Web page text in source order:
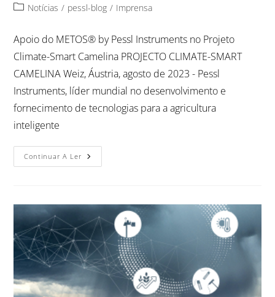
Notícias / pessl-blog / Imprensa
Apoio do METOS® by Pessl Instruments no Projeto
Climate-Smart Camelina PROJECTO CLIMATE-SMART
CAMELINA Weiz, Áustria, agosto de 2023 - Pessl
Instruments, líder mundial no desenvolvimento e
fornecimento de tecnologias para a agricultura
inteligente
Continuar A Ler